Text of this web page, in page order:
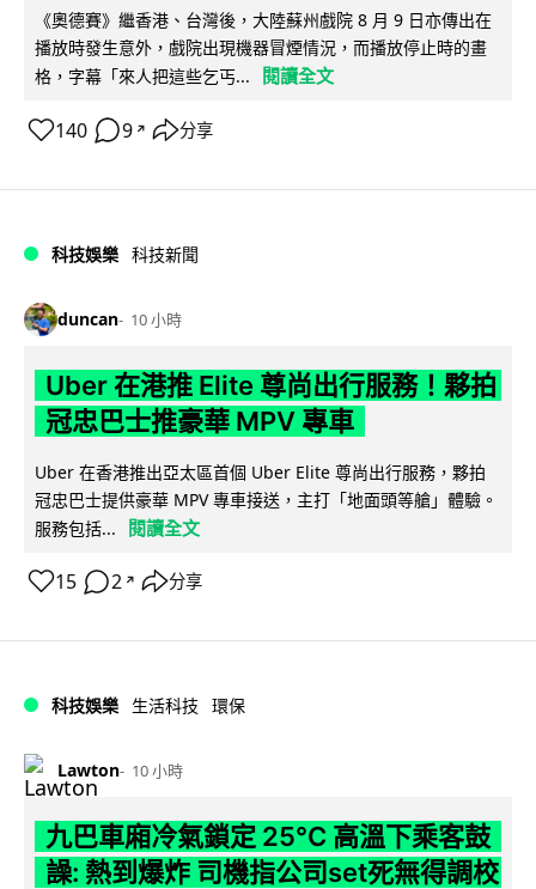
《奧德賽》繼香港、台灣後，大陸蘇州戲院 8 月 9 日亦傳出在
播放時發生意外，戲院出現機器冒煙情況，而播放停止時的畫
格，字幕「來人把這些乞丐...
閱讀全文
140 9 ↗ 分享
科技娛樂 科技新聞
duncan 10 小時
Uber 在港推 Elite 尊尚出行服務！夥拍
冠忠巴士推豪華 MPV 專車
Uber 在香港推出亞太區首個 Uber Elite 尊尚出行服務，夥拍
冠忠巴士提供豪華 MPV 專車接送，主打「地面頭等艙」體驗。
服務包括...
閱讀全文
15 2 ↗ 分享
科技娛樂 生活科技 環保
Lawton 10 小時
九巴車廂冷氣鎖定 25°C 高溫下乘客鼓
譟: 熱到爆炸 司機指公司set死無得調校